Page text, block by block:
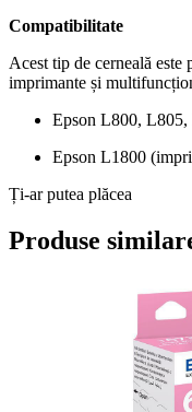
Compatibilitate
Acest tip de cerneală
imprimante și
Epson L800,
Epson L1800
Ți-ar putea plăcea
Produse